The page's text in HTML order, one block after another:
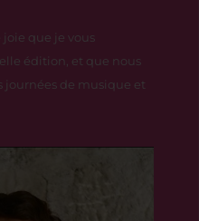
joie que je vous
édition, et que nous
journées de musique et